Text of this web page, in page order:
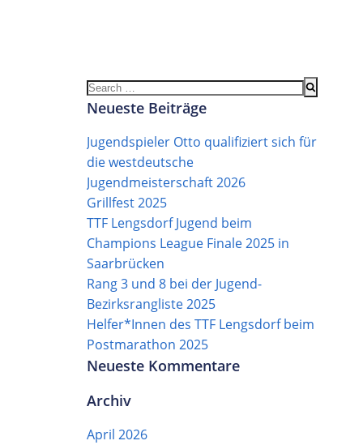
Search
for:
Neueste Beiträge
Jugendspieler Otto qualifiziert sich für
die westdeutsche
Jugendmeisterschaft 2026
Grillfest 2025
TTF Lengsdorf Jugend beim
Champions League Finale 2025 in
Saarbrücken
Rang 3 und 8 bei der Jugend-
Bezirksrangliste 2025
Helfer*Innen des TTF Lengsdorf beim
Postmarathon 2025
Neueste Kommentare
Archiv
April 2026